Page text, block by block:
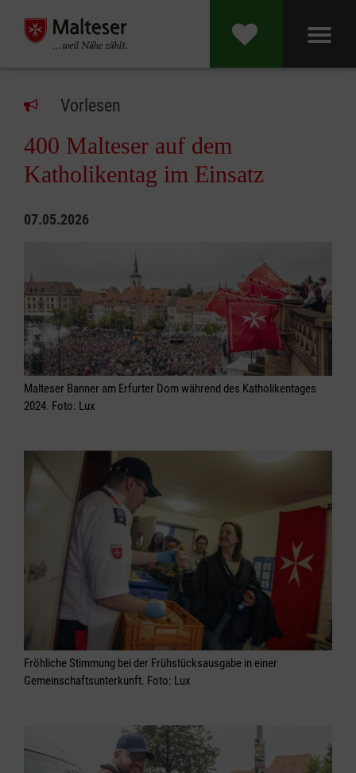
Vorlesen
400 Malteser auf dem
Katholikentag im Einsatz
07.05.2026
Malteser Banner am Erfurter Dom während des Katholikentages
2024. Foto: Lux
Fröhliche Stimmung bei der Frühstücksausgabe in einer
Gemeinschaftsunterkunft. Foto: Lux